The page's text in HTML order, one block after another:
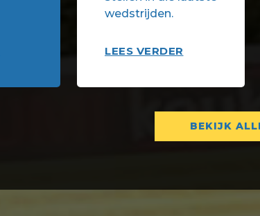
wedstrijden.
LEES VERDER
BEKIJK